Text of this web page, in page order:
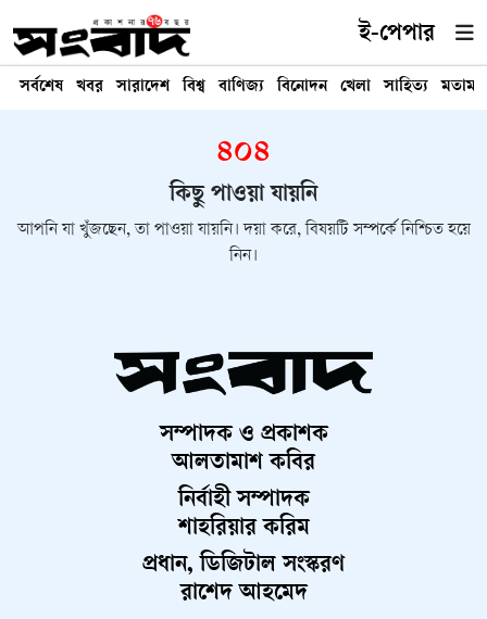
ই-পেপার
সর্বশেষ খবর সারাদেশ বিশ্ব বাণিজ্য বিনোদন খেলা সাহিত্য মতামত
৪০৪
কিছু পাওয়া যায়নি
আপনি যা খুঁজছেন, তা পাওয়া যায়নি। দয়া করে, বিষয়টি সম্পর্কে নিশ্চিত হয়ে
নিন।
সম্পাদক ও প্রকাশক
আলতামাশ কবির
নির্বাহী সম্পাদক
শাহরিয়ার করিম
প্রধান, ডিজিটাল সংস্করণ
রাশেদ আহমেদ